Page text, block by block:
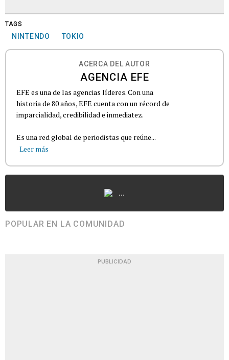
TAGS
NINTENDO TOKIO
ACERCA DEL AUTOR
AGENCIA EFE
EFE es una de las agencias líderes. Con una
historia de 80 años, EFE cuenta con un récord de
imparcialidad, credibilidad e inmediatez.
Es una red global de periodistas que reúne...
Leer más
...
POPULAR EN LA COMUNIDAD
PUBLICIDAD